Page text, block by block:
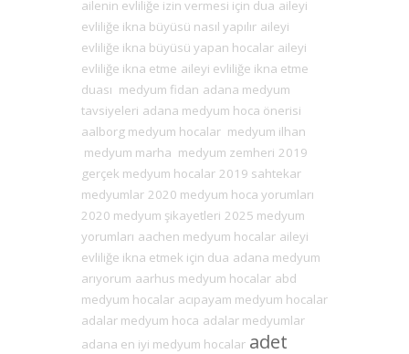
ailenin evliliğe izin vermesi için dua aileyi
evliliğe ikna büyüsü nasıl yapılır aileyi
evliliğe ikna büyüsü yapan hocalar aileyi
evliliğe ikna etme aileyi evliliğe ikna etme
duası medyum fidan adana medyum
tavsiyeleri adana medyum hoca önerisi
aalborg medyum hocalar medyum ilhan
medyum marha medyum zemheri 2019
gerçek medyum hocalar 2019 sahtekar
medyumlar 2020 medyum hoca yorumları
2020 medyum şikayetleri 2025 medyum
yorumları aachen medyum hocalar aileyi
evliliğe ikna etmek için dua adana medyum
arıyorum aarhus medyum hocalar abd
medyum hocalar acıpayam medyum hocalar
adalar medyum hoca adalar medyumlar
adana en iyi medyum hocalar adet